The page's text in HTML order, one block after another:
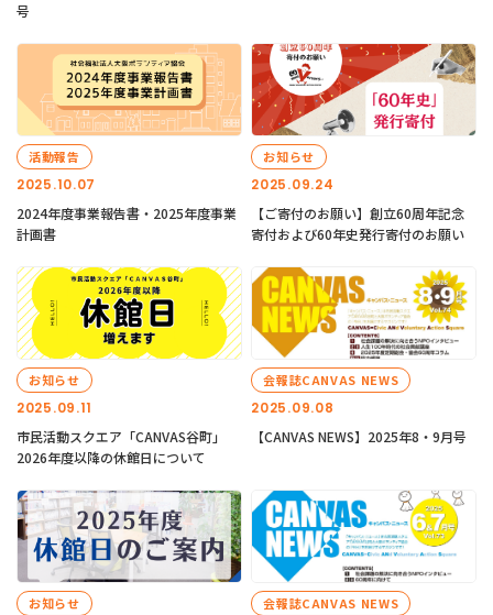
号
2025.10.07
活動報告
2024年度事業報告書・2025年度事業
計画書
2025.09.24
お知らせ
【ご寄付のお願い】創立60周年記念
寄付および60年史発行寄付のお願い
2025.09.11
お知らせ
市民活動スクエア「CANVAS谷町」
2026年度以降の休館日について
2025.09.08
会報誌CANVAS NEWS
【CANVAS NEWS】2025年8・9月号
お知らせ 会報誌CANVAS NEWS